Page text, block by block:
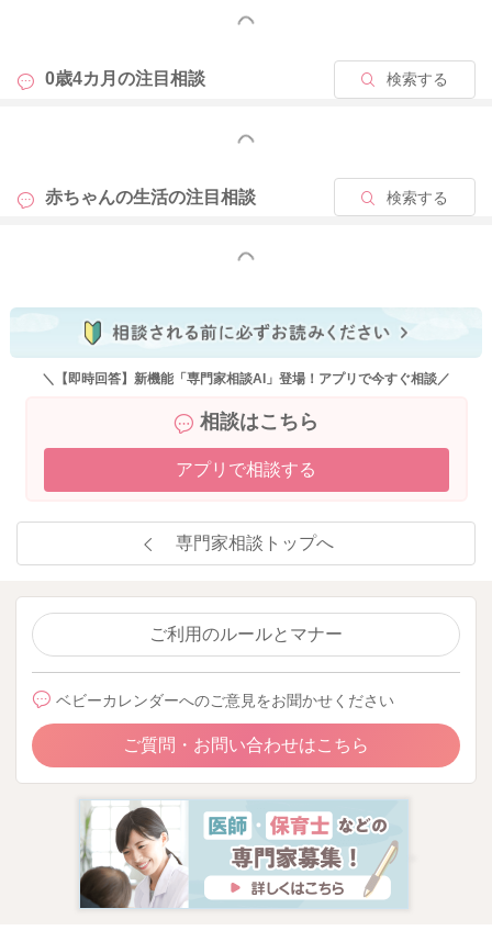
もっと見る
0歳4カ月の注目相談 検索する
もっと見る
赤ちゃんの生活の注目相談 検索する
もっと見る
＼【即時回答】新機能「専門家相談AI」登場！アプリで今すぐ相談／
相談はこちら
アプリで相談する
専門家相談トップへ
ご利用のルールとマナー
ベビーカレンダーへのご意見をお聞かせください
ご質問・お問い合わせはこちら